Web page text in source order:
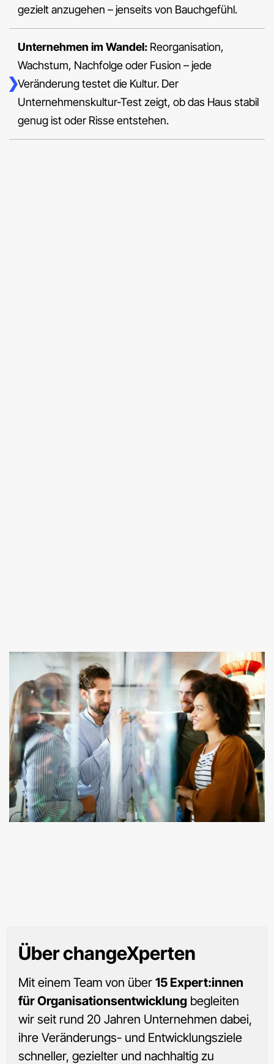
gezielt anzugehen – jenseits von Bauchgefühl.
Unternehmen im Wandel: Reorganisation,
Wachstum, Nachfolge oder Fusion – jede
Veränderung testet die Kultur. Der
Unternehmenskultur-Test zeigt, ob das Haus stabil
genug ist oder Risse entstehen.
ÜberchangeXperten
Mit einem Team von über 15 Expert:innen
für Organisationsentwicklung begleiten
wir seit rund 20 Jahren Unternehmen dabei,
ihre Veränderungs- und Entwicklungsziele
schneller, gezielter und nachhaltig zu